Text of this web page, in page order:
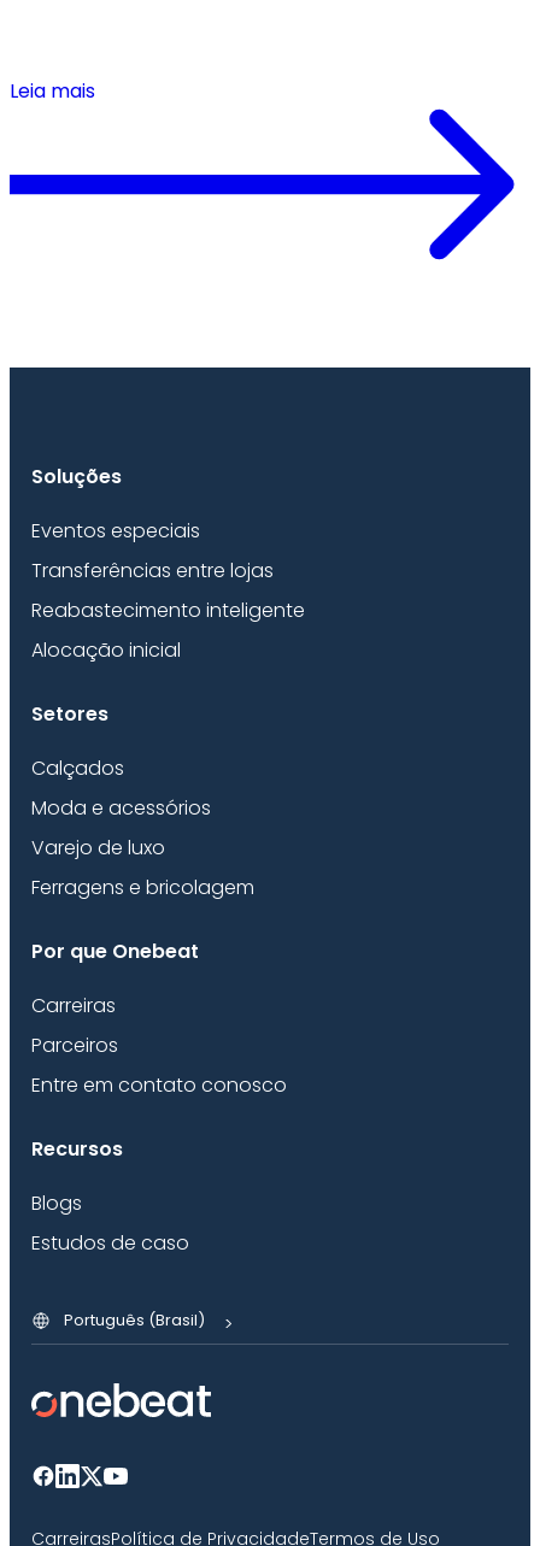
Leia mais
CarreirasPolítica de PrivacidadeTermos de Uso
Soluções
Eventos especiais
Transferências entre lojas
Reabastecimento inteligente
Alocação inicial
Setores
Calçados
Moda e acessórios
Varejo de luxo
Ferragens e bricolagem
Por que Onebeat
Carreiras
Parceiros
Entre em contato conosco
Recursos
Blogs
Estudos de caso
Português (Brasil)